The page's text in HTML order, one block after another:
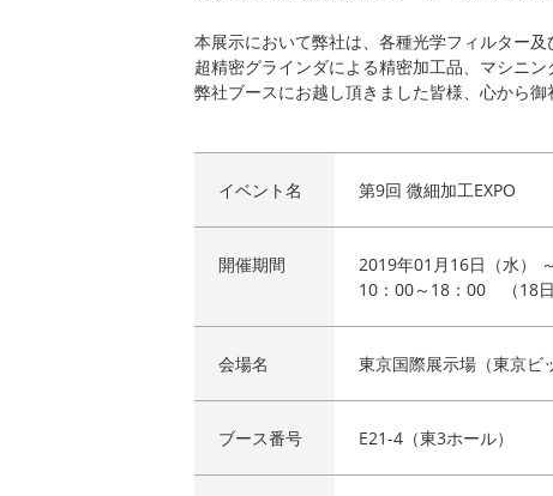
本展示において弊社は、各種光学フィルター及
超精密グラインダによる精密加工品、マシニ
弊社ブースにお越し頂きました皆様、心から御
イベント名 第9回 微細加工EXPO
開催期間
2019年01月16日（水）
10：00～18：00 （18日
会場名 東京国際展示場（東京ビ
ブース番号 E21-4（東3ホール）